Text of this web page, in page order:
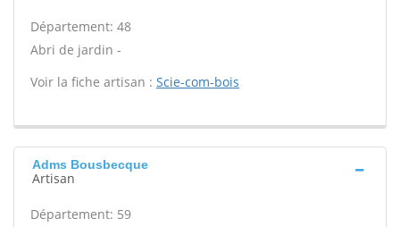
Département: 48
Abri de jardin -
Voir la fiche artisan : Scie-com-bois
Adms Bousbecque
Artisan
Département: 59